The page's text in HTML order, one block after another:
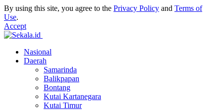
By using this site, you agree to the Privacy Policy and Terms of
Use.
Accept
Nasional
Daerah
Samarinda
Balikpapan
Bontang
Kutai Kartanegara
Kutai Timur